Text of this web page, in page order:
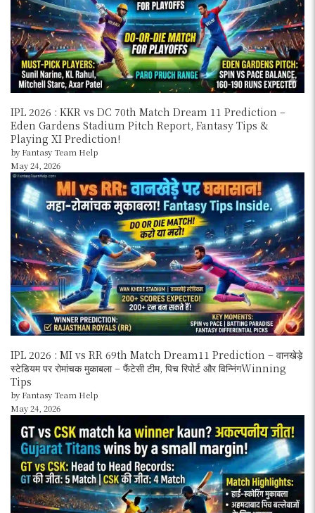
IPL 2026 : KKR vs DC 70th Match Dream 11 Prediction –
Eden Gardens Stadium Pitch Report, Fantasy Tips &
Playing XI Prediction!
by Fantasy Team Help
May 24, 2026
IPL 2026 : MI vs RR 69th Match Dream11 Prediction – वानखेड़े
स्टेडियम पर रोमांचक मुकाबला – फैंटेसी टीम, पिच रिपोर्ट और विन्निंगWinning
Tips
by Fantasy Team Help
May 24, 2026